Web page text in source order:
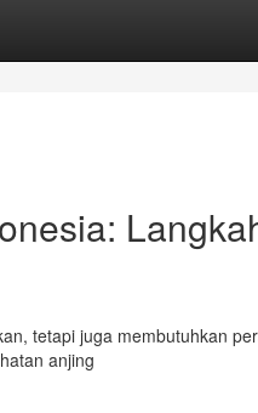
tetapi juga membutuhkan
anjing